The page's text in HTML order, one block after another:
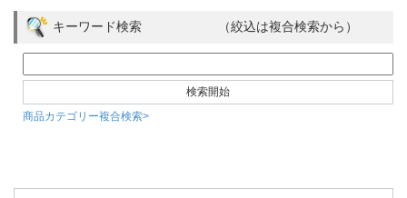
キーワード検索 （絞込は複合検索から）
商品カテゴリー複合検索>